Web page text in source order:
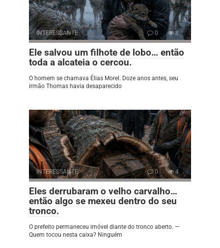
INTERESSANTE 0 8
Ele salvou um filhote de lobo… então
toda a alcateia o cercou.
O homem se chamava Élias Morel. Doze anos antes, seu
irmão Thomas havia desaparecido
INTERESSANTE 0 4
Eles derrubaram o velho carvalho…
então algo se mexeu dentro do seu
tronco.
O prefeito permaneceu imóvel diante do tronco aberto. —
Quem tocou nesta caixa? Ninguém